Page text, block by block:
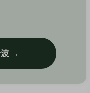
波 →